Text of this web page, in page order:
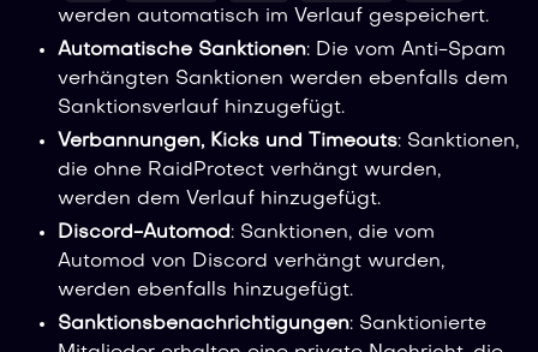
werden automatisch im Verlauf gespeichert.
Automatische Sanktionen: Die vom Anti-Spam
verhängten Sanktionen werden ebenfalls dem
Sanktionsverlauf hinzugefügt.
Verbannungen, Kicks und Timeouts: Sanktionen,
die ohne RaidProtect verhängt wurden,
werden dem Verlauf hinzugefügt.
Discord-Automod: Sanktionen, die vom
Automod von Discord verhängt wurden,
werden ebenfalls hinzugefügt.
Sanktionsbenachrichtigungen: Sanktionierte